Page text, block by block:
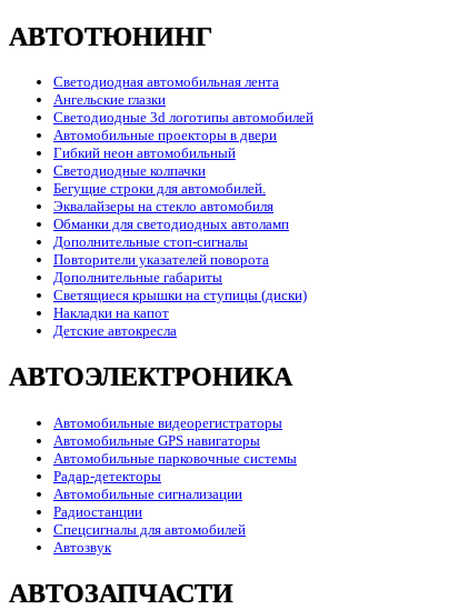
АВТОТЮНИНГ
Светодиодная автомобильная лента
Ангельские глазки
Светодиодные 3d логотипы автомобилей
Автомобильные проекторы в двери
Гибкий неон автомобильный
Светодиодные колпачки
Бегущие строки для автомобилей.
Эквалайзеры на стекло автомобиля
Обманки для светодиодных автоламп
Дополнительные стоп-сигналы
Повторители указателей поворота
Дополнительные габариты
Светящиеся крышки на ступицы (диски)
Накладки на капот
Детские автокресла
АВТОЭЛЕКТРОНИКА
Автомобильные видеорегистраторы
Автомобильные GPS навигаторы
Автомобильные парковочные системы
Радар-детекторы
Автомобильные сигнализации
Радиостанции
Спецсигналы для автомобилей
Автозвук
АВТОЗАПЧАСТИ